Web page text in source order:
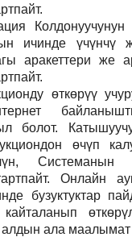
ичинде үчүнчү
аракеттери же
өткөрүү
болот.
өчүп
Системанын
Онлайн
бузуктуктар
ала маалымат